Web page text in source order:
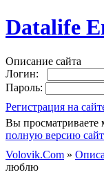
Datalife
Описание сайта
Логин:
Пароль:
Регистрация на
Вы просматриваете
полную версию
Volovik.Com »
люблю